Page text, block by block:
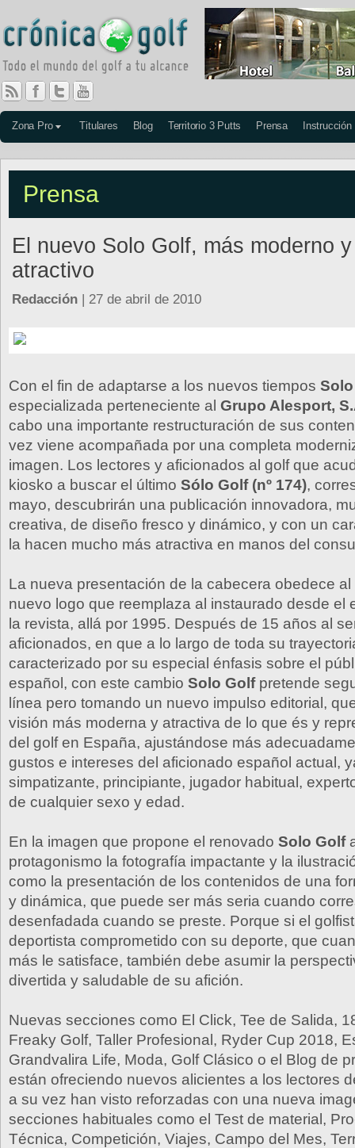
Zona Pro Titulares Blog Territorio 3 Putts Prensa Instrucción
Prensa
El nuevo Solo Golf, más moderno y
atractivo
Redacción | 27 de abril de 2010
Con el fin de adaptarse a los nuevos tiempos
especializada perteneciente al Grupo Alesport,
cabo una importante restructuración de sus
vez viene acompañada por una completa
imagen. Los lectores y aficionados al golf que
kiosko a buscar el último Sólo Golf (nº 174),
mayo, descubrirán una publicación innovadora,
creativa, de diseño fresco y dinámico, y con un
la hacen mucho más atractiva en manos del
La nueva presentación de la cabecera obedece
nuevo logo que reemplaza al instaurado desde el
la revista, allá por 1995. Después de 15 años al
aficionados, en que a lo largo de toda su
caracterizado por su especial énfasis sobre el
español, con este cambio Solo Golfpretende
línea pero tomando un nuevo impulso editorial,
visión más moderna y atractiva de lo que és y
del golf en España, ajustándose más
gustos e intereses del aficionado español actual,
simpatizante, principiante, jugador habitual,
de cualquier sexo y edad.
En la imagen que propone el renovado Solo Golf
protagonismo la fotografía impactante y la
como la presentación de los contenidos de una
y dinámica, que puede ser más seria cuando
desenfadada cuando se preste. Porque si el
deportista comprometido con su deporte, que
más le satisface, también debe asumir la
divertida y saludable de su afición.
Nuevas secciones como El Click, Tee de Salida,
Freaky Golf, Taller Profesional, Ryder Cup 2018,
Grandvalira Life, Moda, Golf Clásico o el Blog de
están ofreciendo nuevos alicientes a los lectores
a su vez han visto reforzadas con una nueva
secciones habituales como el Test de material,
Técnica, Competición, Viajes, Campo del Mes,